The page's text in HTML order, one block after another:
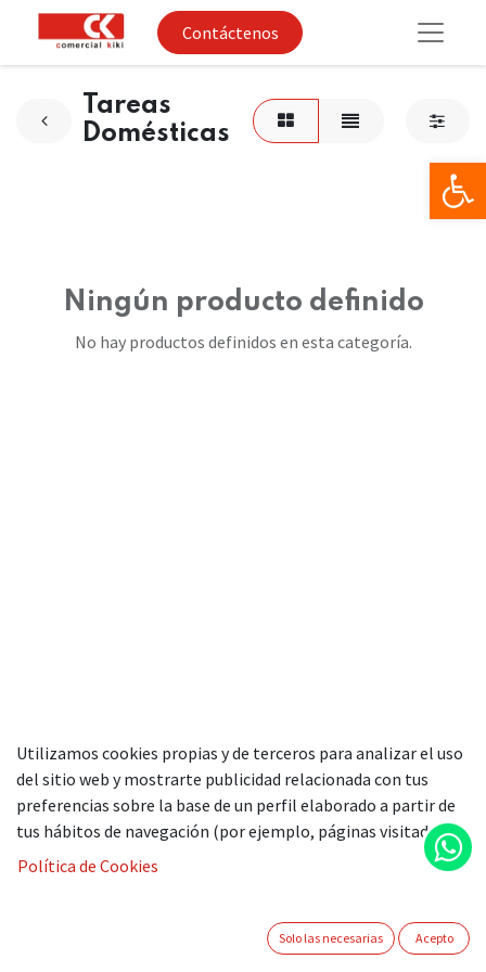
Contáctenos
Tareas
Domésticas
Ningún producto definido
No hay productos definidos en esta categoría.
Subvenciones
Esta solución de Comercio electrónico, fue desarrollada en el
marco de la convocatoria de la ayuda del kit digital 2024,
Financiada con fondos de los programas de la Unión Europea
NextGenerationalEU y del plan de recuperación,
Utilizamos cookies propias y de terceros para analizar el uso
del sitio web y mostrarte publicidad relacionada con tus
preferencias sobre la base de un perfil elaborado a partir de
tus hábitos de navegación (por ejemplo, páginas visitadas).
Política de Cookies
Solo las necesarias Acepto